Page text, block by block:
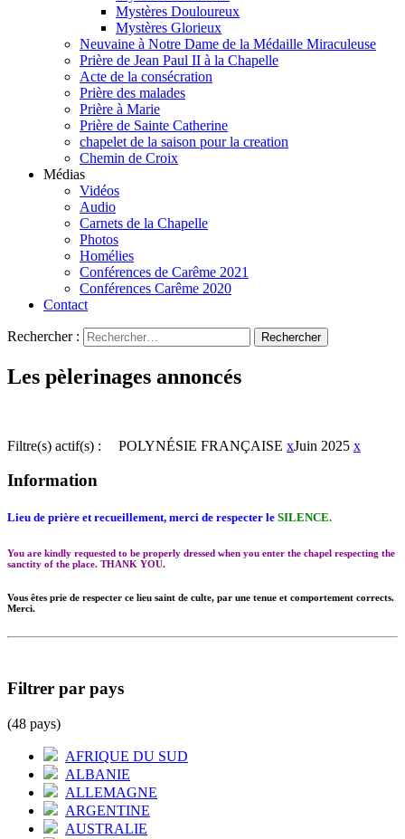
Mystères Douloureux
Mystères Glorieux
Neuvaine à Notre Dame de la Médaille Miraculeuse
Prière de Jean Paul II à la Chapelle
Acte de la consécration
Prière des malades
Prière à Marie
Prière de Sainte Catherine
chapelet de la saison pour la creation
Chemin de Croix
Médias
Vidéos
Audio
Carnets de la Chapelle
Photos
Homélies
Conférences de Carême 2021
Conférences Carême 2020
Contact
Rechercher :
Les pèlerinages annoncés
Filtre(s) actif(s) : POLYNÉSIE FRANÇAISE xJuin 2025 x
Information
Lieu de prière et recueillement, merci de respecter le SILENCE.
You are kindly requested to be properly dressed when you enter the chapel respecting the
sanctity of the place. THANK YOU.
Vous êtes prie de respecter ce lieu saint de culte, par une tenue et comportement corrects.
Merci.
Filtrer par pays
(48 pays)
AFRIQUE DU SUD
ALBANIE
ALLEMAGNE
ARGENTINE
AUSTRALIE